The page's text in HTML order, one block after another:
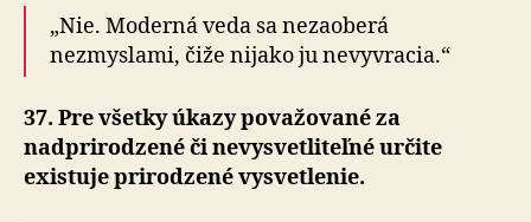
„Nie. Moderná veda sa nezaoberá
nezmyslami, čiže nijako ju nevyvracia.“
37. Pre všetky úkazy považované za
nadprirodzené či nevysvetliteľné určite
existuje prirodzené vysvetlenie.